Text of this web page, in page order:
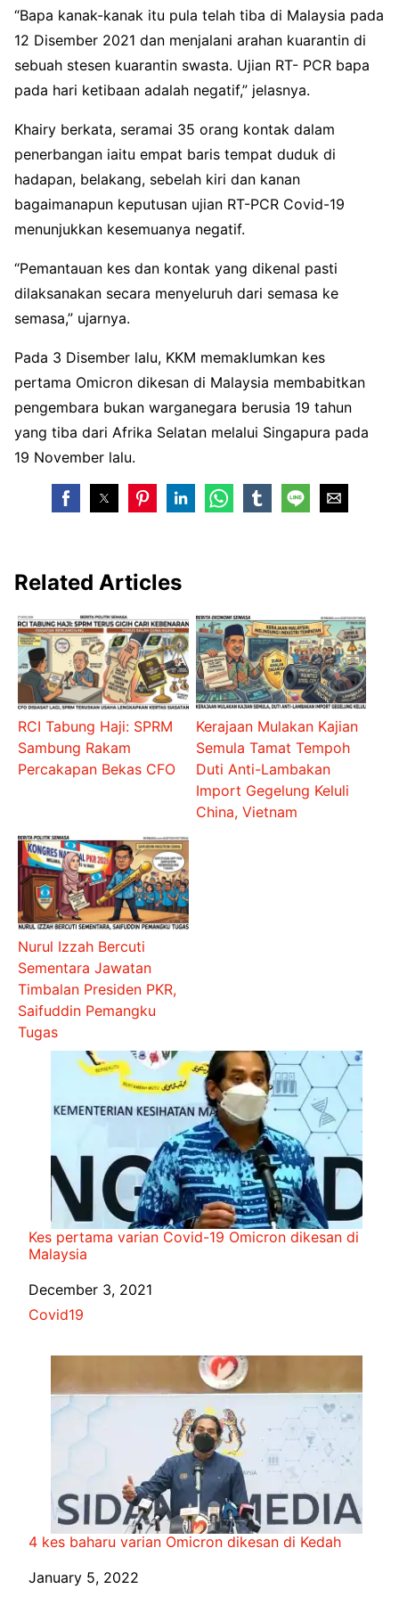
“Bapa kanak-kanak itu pula telah tiba di Malaysia pada
12 Disember 2021 dan menjalani arahan kuarantin di
sebuah stesen kuarantin swasta. Ujian RT- PCR bapa
pada hari ketibaan adalah negatif,” jelasnya.
Khairy berkata, seramai 35 orang kontak dalam
penerbangan iaitu empat baris tempat duduk di
hadapan, belakang, sebelah kiri dan kanan
bagaimanapun keputusan ujian RT-PCR Covid-19
menunjukkan kesemuanya negatif.
“Pemantauan kes dan kontak yang dikenal pasti
dilaksanakan secara menyeluruh dari semasa ke
semasa,” ujarnya.
Pada 3 Disember lalu, KKM memaklumkan kes
pertama Omicron dikesan di Malaysia membabitkan
pengembara bukan warganegara berusia 19 tahun
yang tiba dari Afrika Selatan melalui Singapura pada
19 November lalu.
Related Articles
RCI Tabung Haji: SPRM
Sambung Rakam
Percakapan Bekas CFO
Kerajaan Mulakan Kajian
Semula Tamat Tempoh
Duti Anti-Lambakan
Import Gegelung Keluli
China, Vietnam
Nurul Izzah Bercuti
Sementara Jawatan
Timbalan Presiden PKR,
Saifuddin Pemangku
Tugas
Kes pertama varian Covid-19 Omicron dikesan di
Malaysia
Date
December 3, 2021
In relation to
Covid19
4 kes baharu varian Omicron dikesan di Kedah
Date
January 5, 2022